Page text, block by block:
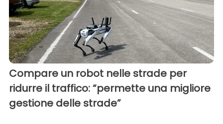
Compare un robot nelle strade per
ridurre il traffico: “permette una migliore
gestione delle strade”